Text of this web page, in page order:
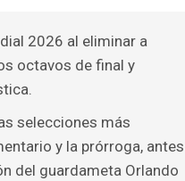
2026 al eliminar a
octavos de final y
selecciones más
y la prórroga, antes
del guardameta Orlando